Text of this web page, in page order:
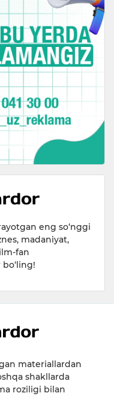
eng so‘nggi
madaniyat,
fan
materiallardan
shakllarda
roziligi bilan